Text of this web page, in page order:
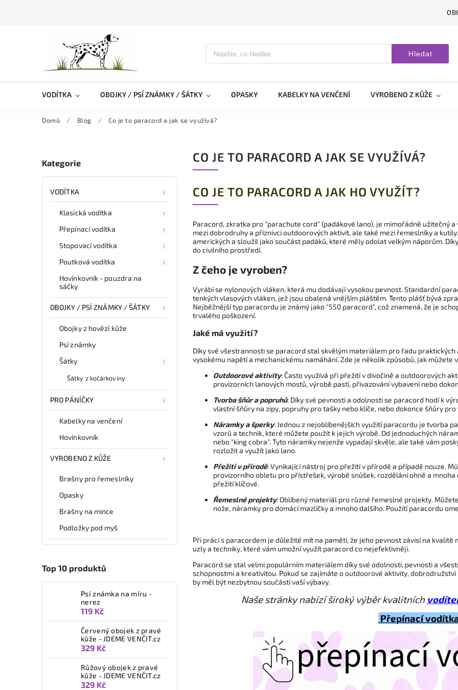
Hledat
VODÍTKA OBOJKY / PSÍ ZNÁMKY / ŠÁTKY OPASKY KABELKY NA VENČENÍ VYROBENO Z KŮŽE
Domů / Blog / Co je to paracord a jak se využívá?
Kategorie
VODÍTKA
Klasická vodítka
Přepínací vodítka
Stopovací vodítka
Poutková vodítka
Hovínkovník - pouzdra na
sáčky
OBOJKY / PSÍ ZNÁMKY / ŠÁTKY
Obojky z hovězí kůže
Psí známky
Šátky
Šátky z kočárkoviny
PRO PÁNÍČKY
Kabelky na venčení
Hovínkovník
VYROBENO Z KŮŽE
Brašny pro řemeslníky
Opasky
Brašny na mince
Podložky pod myš
Top 10 produktů
Psí známka na míru -
nerez
119 Kč
Červený obojek z pravé
kůže - JDEME VENČIT.cz
329 Kč
Růžový obojek z pravé
kůže - JDEME VENČIT.cz
329 Kč
CO JE TO PARACORD A JAK SE VYUŽÍVÁ?
CO JE TO PARACORD A JAK HO VYUŽÍT?
Paracord, zkratka pro "parachute cord" (padákové lano), je mimořádně užitečný
mezi dobrodruhy a příznivci outdoorových aktivit, ale také mezi řemeslníky a
amerických a sloužil jako součást padáků, které měly odolat velkým náporům.
do civilního prostředí.
Z čeho je vyroben?
Vyrábí se nylonových vláken, která mu dodávají vysokou pevnost. Standardní
tenkých vlasových vláken, jež jsou obalená vnějším pláštěm. Tento plášť bývá
Nejběžnější typ paracordu je známý jako "550 paracord", což znamená, že je
trvalého poškození.
Jaké má využití?
Díky své všestrannosti se paracord stal skvělým materiálem pro řadu
vysokému napětí a mechanickému namáhání. Zde je několik způsobů, jak můžete
Outdoorové aktivity: Často využívá při přežití v divočině a outdoorových
provizorních lanových mostů, výrobě pastí, přivazování vybavení nebo
Tvorba šňůr a popruhů: Díky své pevnosti a odolnosti se paracord hodí k
vlastní šňůry na zipy, popruhy pro tašky nebo klíče, nebo dokonce šňůry pro
Náramky a šperky: Jednou z nejoblíbenějších využití paracordu je tvorba
vzorů a technik, které můžete použít k jejich výrobě. Od jednoduchých
nebo "king cobra". Tyto náramky nejenže vypadají skvěle, ale také vám
rozložit a využít jako lano.
Přežití v přírodě: Vynikající nástroj pro přežití v přírodě a případě nouze.
provizorního obletu pro přístřešek, výrobě snůšek, rozdělání ohně a
přežití klíčové.
Řemeslné projekty: Oblíbený materiál pro různé řemeslné projekty.
nože, náramky pro domácí mazlíčky a mnoho dalšího. Použití paracordu
Při práci s paracordem je důležité mít na paměti, že jeho pevnost závisí na
uzly a techniky, které vám umožní využít paracord co nejefektivněji.
Paracord se stal velmi populárním materiálem díky své odolnosti, pevnosti a
schopnostmi a kreativitou. Pokud se zajímáte o outdoorové aktivity,
by měl být nezbytnou součástí vaší výbavy.
Naše stránky nabízí široký výběr kvalitních
Přepínací